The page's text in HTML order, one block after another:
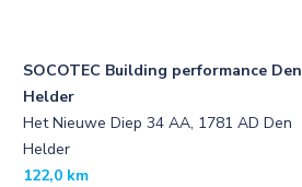
SOCOTEC Building performance Den
Helder
Het Nieuwe Diep 34 AA, 1781 AD Den
Helder
122,0 km